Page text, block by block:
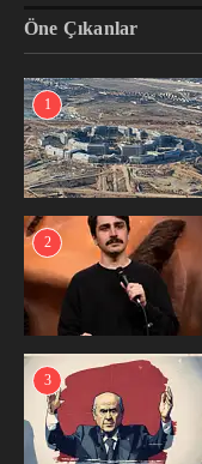
Öne Çıkanlar
1
2
3